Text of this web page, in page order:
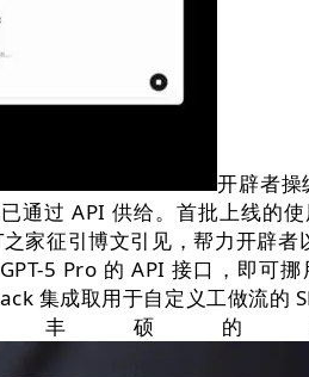
开辟者操
过 API 供给。首批上线的
征引博文引见，帮力开辟者
5 Pro 的 API 接口，即可
集成取用于自定义工做流的
丰硕